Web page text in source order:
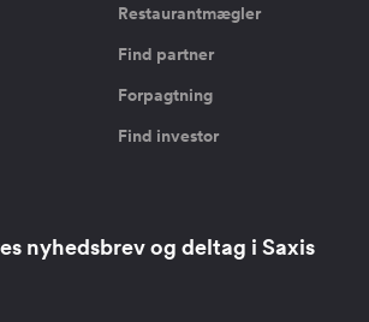
Restaurantmægler
Find partner
Forpagtning
Find investor
nyhedsbrev og deltag i Saxis